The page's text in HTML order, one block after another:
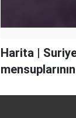
Harita |